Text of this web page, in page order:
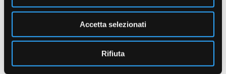
Accetta selezionati
Rifiuta